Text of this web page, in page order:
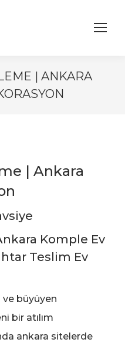
| ANKARA
| Ankara
Komple Ev
Teslim Ev
büyüyen
bir atılım
ankara sitelerde